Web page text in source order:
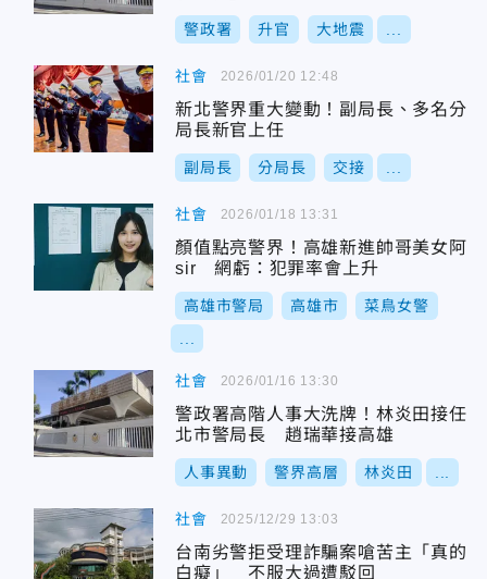
警政署 升官 大地震
社會
新北警界重大變動！副局長、多名分
局長新官上任
副局長 分局長 交接
2026/01/20 12:48
社會
顏值點亮警界！高雄新進帥哥美女阿
sir 網虧：犯罪率會上升
高雄市警局 高雄市 菜鳥女警
2026/01/18 13:31
社會
警政署高階人事大洗牌！林炎田接任
北市警局長 趙瑞華接高雄
人事異動 警界高層 林炎田
2026/01/16 13:30
社會
台南劣警拒受理詐騙案嗆苦主「真的
白癡」 不服大過遭駁回
2025/12/29 13:03